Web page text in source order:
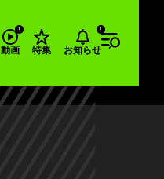
動画 特集 お知らせ